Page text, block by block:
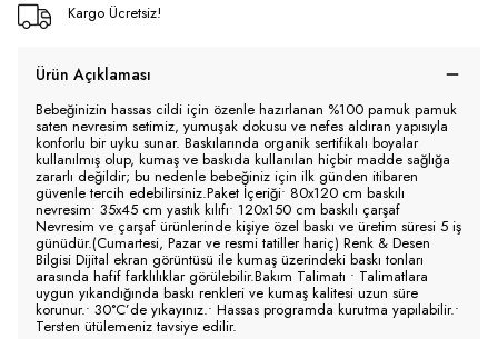
Kargo Ücretsiz!
Ürün Açıklaması
Bebeğinizin hassas cildi için özenle hazırlanan %100 pamuk pamuk
saten nevresim setimiz, yumuşak dokusu ve nefes aldıran yapısıyla
konforlu bir uyku sunar. Baskılarında organik sertifikalı boyalar
kullanılmış olup, kumaş ve baskıda kullanılan hiçbir madde sağlığa
zararlı değildir; bu nedenle bebeğiniz için ilk günden itibaren
güvenle tercih edebilirsiniz.Paket İçeriği• 80x120 cm baskılı
nevresim• 35x45 cm yastık kılıfı• 120x150 cm baskılı çarşaf
Nevresim ve çarşaf ürünlerinde kişiye özel baskı ve üretim süresi 5 iş
günüdür.(Cumartesi, Pazar ve resmi tatiller hariç) Renk & Desen
Bilgisi Dijital ekran görüntüsü ile kumaş üzerindeki baskı tonları
arasında hafif farklılıklar görülebilir.Bakım Talimatı • Talimatlara
uygun yıkandığında baskı renkleri ve kumaş kalitesi uzun süre
korunur.• 30°C’de yıkayınız.• Hassas programda kurutma yapılabilir.•
Tersten ütülemeniz tavsiye edilir.